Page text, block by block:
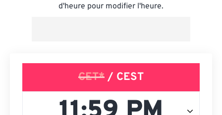
d'heure pour modifier l'heure.
CET* / CEST